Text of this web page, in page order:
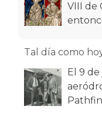
VIII de
Tal día como
El 9